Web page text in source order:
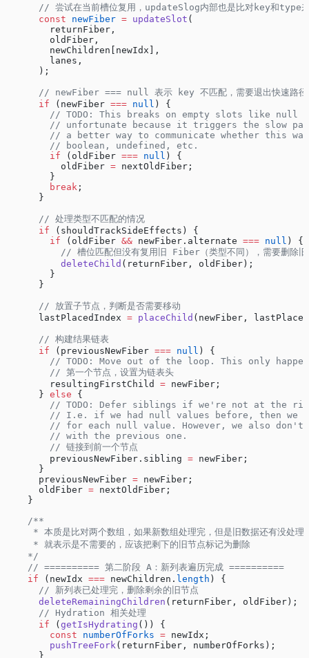
// 尝试在当前槽位复用，updateSlog内部也是比对key和type来
      const
newFiber = updateSlot (
        returnFiber,
        oldFiber,
        newChildren[newIdx],
        lanes,
      );
      // newFiber === null 表示 key 不匹配，需要退出快速路径
      if
(newFiber === null ) {
// TODO: This breaks on empty slots like null
// unfortunate because it triggers the slow
// a better way to communicate whether this
        // boolean, undefined, etc.
        if
(oldFiber === null ) {
          oldFiber
= nextOldFiber;
        }
        break
;
      }
      // 处理类型不匹配的情况
      if
(shouldTrackSideEffects) {
        if
(oldFiber && newFiber.alternate === null ) {
// 槽位匹配但没有复用旧 Fiber（类型不同），需要删除旧
          deleteChild
(returnFiber, oldFiber);
        }
      }
      // 放置子节点，判断是否需要移动
      lastPlacedIndex
= placeChild (newFiber,
      // 构建结果链表
      if
(previousNewFiber === null ) {
// TODO: Move out of the loop. This only
        // 第一个节点，设置为链表头
        resultingFirstChild
= newFiber;
      }
else {
// TODO: Defer siblings if we're not at the
// I.e. if we had null values before, then we
// for each null value. However, we also don't
        // with the previous one.
        // 链接到前一个节点
        previousNewFiber.sibling
= newFiber;
      }
      previousNewFiber
= newFiber;
      oldFiber
= nextOldFiber;
    }
    /**
* 本质是比对两个数组，如果新数组处理完，但是旧数据还有没处理
     * 就表示是不需要的，应该把剩下的旧节点标记为删除
    */
    // ========== 第二阶段 A：新列表遍历完成 ==========
    if
(newIdx === newChildren. length ) {
      // 新列表已处理完，删除剩余的旧节点
      deleteRemainingChildren
(returnFiber, oldFiber);
      // Hydration 相关处理
      if
( getIsHydrating ()) {
        const
numberOfForks = newIdx;
        pushTreeFork
(returnFiber, numberOfForks);
      }